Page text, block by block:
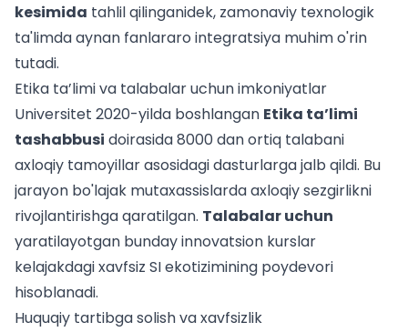
kesimida tahlil qilinganidek, zamonaviy texnologik
ta'limda aynan fanlararo integratsiya muhim o'rin
tutadi.
Etika ta’limi va talabalar uchun imkoniyatlar
Universitet 2020-yilda boshlangan Etika ta’limi
tashabbusi doirasida 8000 dan ortiq talabani
axloqiy tamoyillar asosidagi dasturlarga jalb qildi. Bu
jarayon bo'lajak mutaxassislarda axloqiy sezgirlikni
rivojlantirishga qaratilgan. Talabalar uchun
yaratilayotgan bunday innovatsion kurslar
kelajakdagi xavfsiz SI ekotizimining poydevori
hisoblanadi.
Huquqiy tartibga solish va xavfsizlik